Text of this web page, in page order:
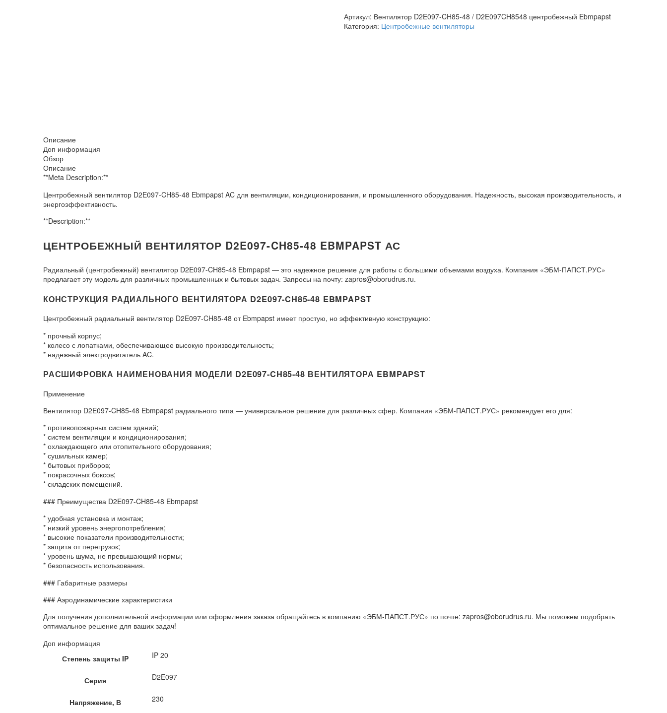
Артикул: Вентилятор D2E097-CH85-48 / D2E097CH8548 центробежный Ebmpapst
Категория: Центробежные вентиляторы
Описание
Доп информация
Обзор
Описание
**Meta Description:**
Центробежный вентилятор D2E097-CH85-48 Ebmpapst AC для вентиляции, кондиционирования, и промышленного оборудования. Надежность, высокая производительность, и
энергоэффективность.
**Description:**
ЦЕНТРОБЕЖНЫЙ ВЕНТИЛЯТОР D2E097-CH85-48 EBMPAPST АС
Радиальный (центробежный) вентилятор D2E097-CH85-48 Ebmpapst — это надежное решение для работы с большими объемами воздуха. Компания «ЭБМ-ПАПСТ.РУС»
предлагает эту модель для различных промышленных и бытовых задач. Запросы на почту: zapros@oborudrus.ru.
КОНСТРУКЦИЯ РАДИАЛЬНОГО ВЕНТИЛЯТОРА D2E097-CH85-48 EBMPAPST
Центробежный радиальный вентилятор D2E097-CH85-48 от Ebmpapst имеет простую, но эффективную конструкцию:
* прочный корпус;
* колесо с лопатками, обеспечивающее высокую производительность;
* надежный электродвигатель AC.
РАСШИФРОВКА НАИМЕНОВАНИЯ МОДЕЛИ D2E097-CH85-48 ВЕНТИЛЯТОРА EBMPAPST
Применение
Вентилятор D2E097-CH85-48 Ebmpapst радиального типа — универсальное решение для различных сфер. Компания «ЭБМ-ПАПСТ.РУС» рекомендует его для:
* противопожарных систем зданий;
* систем вентиляции и кондиционирования;
* охлаждающего или отопительного оборудования;
* сушильных камер;
* бытовых приборов;
* покрасочных боксов;
* складских помещений.
### Преимущества D2E097-CH85-48 Ebmpapst
* удобная установка и монтаж;
* низкий уровень энергопотребления;
* высокие показатели производительности;
* защита от перегрузок;
* уровень шума, не превышающий нормы;
* безопасность использования.
### Габаритные размеры
### Аэродинамические характеристики
Для получения дополнительной информации или оформления заказа обращайтесь в компанию «ЭБМ-ПАПСТ.РУС» по почте: zapros@oborudrus.ru. Мы поможем подобрать
оптимальное решение для ваших задач!
Доп информация
Степень защиты IP
IP 20
Серия D2E097
Напряжение, В 230